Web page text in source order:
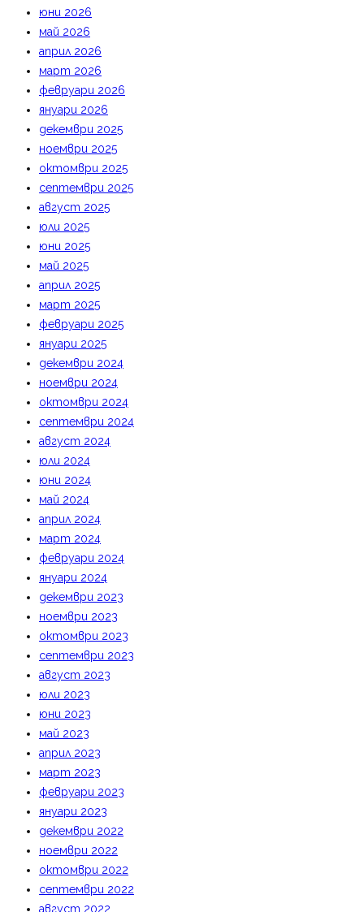
юни 2026
май 2026
април 2026
март 2026
февруари 2026
януари 2026
декември 2025
ноември 2025
октомври 2025
септември 2025
август 2025
юли 2025
юни 2025
май 2025
април 2025
март 2025
февруари 2025
януари 2025
декември 2024
ноември 2024
октомври 2024
септември 2024
август 2024
юли 2024
юни 2024
май 2024
април 2024
март 2024
февруари 2024
януари 2024
декември 2023
ноември 2023
октомври 2023
септември 2023
август 2023
юли 2023
юни 2023
май 2023
април 2023
март 2023
февруари 2023
януари 2023
декември 2022
ноември 2022
октомври 2022
септември 2022
август 2022